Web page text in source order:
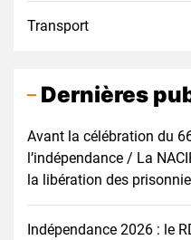
Transport
Dernières
Avant la célébration du
l’indépendance / La
la libération des
Indépendance 2026 : le